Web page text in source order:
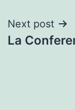
Next post
La